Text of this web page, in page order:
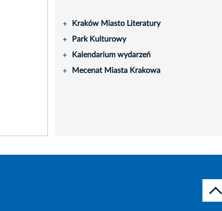
+ Kraków Miasto Literatury
+ Park Kulturowy
+ Kalendarium wydarzeń
+ Mecenat Miasta Krakowa